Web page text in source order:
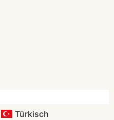
Türkisch